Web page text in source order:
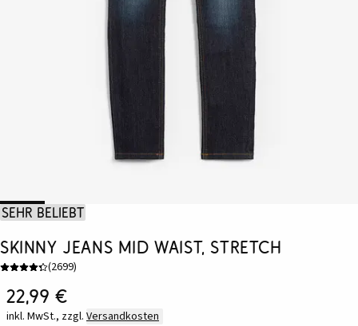
Sehr beliebt
Skinny Jeans Mid Waist, Stretch
(2699)
22,99 €
inkl. MwSt., zzgl. Versandkosten